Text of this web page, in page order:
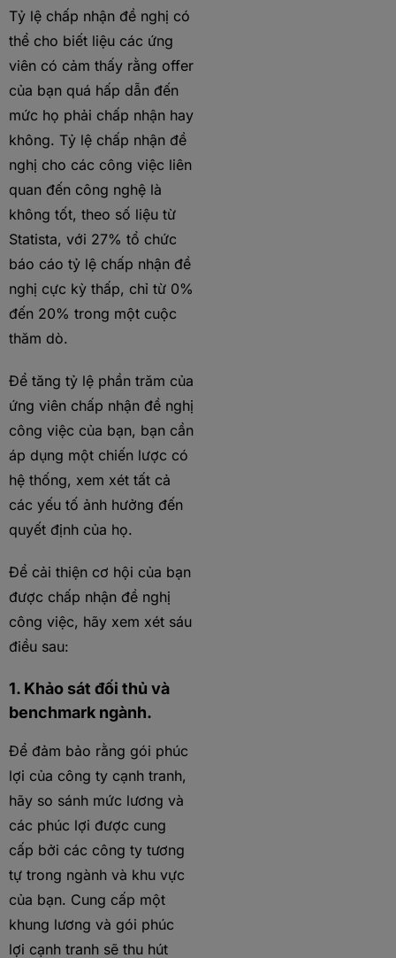
Tỷ lệ chấp nhận đề nghị có
thể cho biết liệu các ứng
viên có cảm thấy rằng offer
của bạn quá hấp dẫn đến
mức họ phải chấp nhận hay
không. Tỷ lệ chấp nhận đề
nghị cho các công việc liên
quan đến công nghệ là
không tốt, theo số liệu từ
Statista, với 27% tổ chức
báo cáo tỷ lệ chấp nhận đề
nghị cực kỳ thấp, chỉ từ 0%
đến 20% trong một cuộc
thăm dò.
Để tăng tỷ lệ phần trăm của
ứng viên chấp nhận đề nghị
công việc của bạn, bạn cần
áp dụng một chiến lược có
hệ thống, xem xét tất cả
các yếu tố ảnh hưởng đến
quyết định của họ.
Để cải thiện cơ hội của bạn
được chấp nhận đề nghị
công việc, hãy xem xét sáu
điều sau:
1. Khảo sát đối thủ và
benchmark ngành.
Để đảm bảo rằng gói phúc
lợi của công ty cạnh tranh,
hãy so sánh mức lương và
các phúc lợi được cung
cấp bởi các công ty tương
tự trong ngành và khu vực
của bạn. Cung cấp một
khung lương và gói phúc
lợi cạnh tranh sẽ thu hút